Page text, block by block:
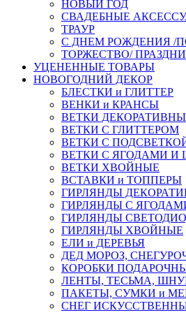
НОВЫЙ ГОД
СВАДЕБНЫЕ
ТРАУР
С ДНЕМ РОЖДЕНИЯ /
ТОРЖЕСТВО/
УЦЕНЕННЫЕ ТОВАРЫ
НОВОГОДНИЙ ДЕКОР
БЛЕСТКИ и ГЛИТТЕР
ВЕНКИ и КРАНСЫ
ВЕТКИ
ВЕТКИ С ГЛИТТЕРОМ
ВЕТКИ С
ВЕТКИ С ЯГОДАМИ
ВЕТКИ ХВОЙНЫЕ
ВСТАВКИ и ТОППЕРЫ
ГИРЛЯНДЫ
ГИРЛЯНДЫ С
ГИРЛЯНДЫ
ГИРЛЯНДЫ ХВОЙНЫЕ
ЕЛИ и ДЕРЕВЬЯ
ДЕД МОРОЗ,
КОРОБКИ
ЛЕНТЫ, ТЕСЬМА,
ПАКЕТЫ, СУМКИ и
СНЕГ